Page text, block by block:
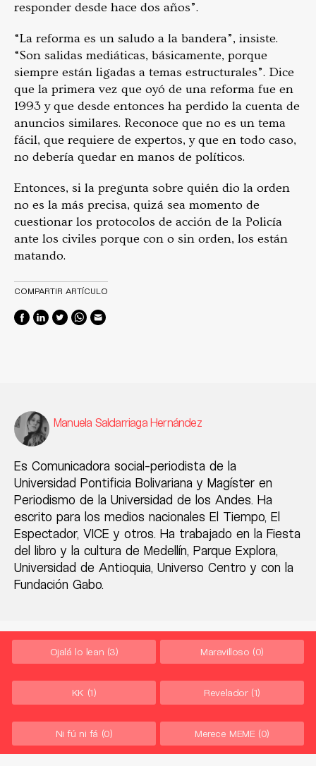
responder desde hace dos años”.
“La reforma es un saludo a la bandera”, insiste.
“Son salidas mediáticas, básicamente, porque
siempre están ligadas a temas estructurales”. Dice
que la primera vez que oyó de una reforma fue en
1993 y que desde entonces ha perdido la cuenta de
anuncios similares. Reconoce que no es un tema
fácil, que requiere de expertos, y que en todo caso,
no debería quedar en manos de políticos.
Entonces, si la pregunta sobre quién dio la orden
no es la más precisa, quizá sea momento de
cuestionar los protocolos de acción de la Policía
ante los civiles porque con o sin orden, los están
matando.
COMPARTIR ARTÍCULO
Manuela Saldarriaga Hernández
Es Comunicadora social-periodista de la
Universidad Pontificia Bolivariana y Magíster en
Periodismo de la Universidad de los Andes. Ha
escrito para los medios nacionales El Tiempo, El
Espectador, VICE y otros. Ha trabajado en la Fiesta
del libro y la cultura de Medellín, Parque Explora,
Universidad de Antioquia, Universo Centro y con la
Fundación Gabo.
Ojalá lo lean (3) Maravilloso (0)
KK (1) Revelador (1)
Ni fú ni fá (0) Merece MEME (0)